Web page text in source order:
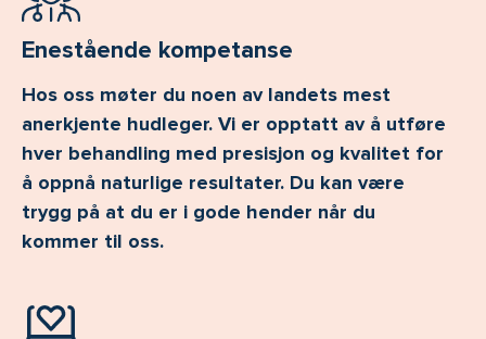
Enestående kompetanse
Hos oss møter du noen av landets mest
anerkjente hudleger. Vi er opptatt av å utføre
hver behandling med presisjon og kvalitet for
å oppnå naturlige resultater. Du kan være
trygg på at du er i gode hender når du
kommer til oss.